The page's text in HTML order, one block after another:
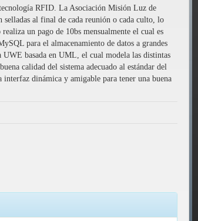
RFID. La Asociación Misión Luz de
selladas al final de cada reunión o cada culto, lo
un pago de 10bs mensualmente el cual es
para el almacenamiento de datos a grandes
basada en UML, el cual modela las distintas
calidad del sistema adecuado al estándar del
dinámica y amigable para tener una buena